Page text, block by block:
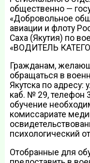
общественно —
«Добровольное
авиации и флоту
Саха (Якутия) по
«ВОДИТЕЛЬ
Гражданам,
обращаться в
Якутска по адресу:
каб. № 29, телефон
обучение
комиссариате
психологический
Отобранные для